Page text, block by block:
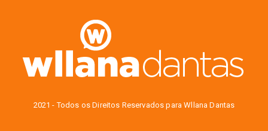
2021 - Todos os Direitos Reservados para Wllana Dantas